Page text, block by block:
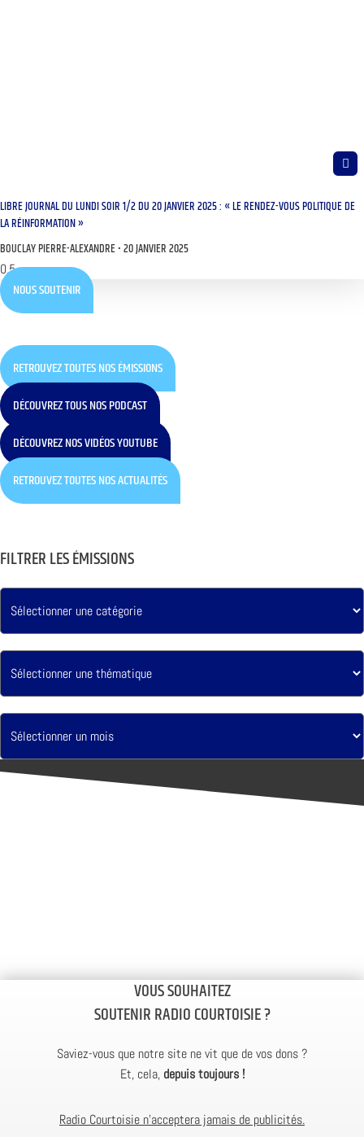
LIBRE JOURNAL DU LUNDI SOIR 1/2 DU 20 JANVIER 2025 : « LE RENDEZ-VOUS POLITIQUE DE
LA RÉINFORMATION »
BOUCLAY PIERRE-ALEXANDRE 20 JANVIER 2025
NOUS SOUTENIR
RETROUVEZ TOUTES NOS ÉMISSIONS
DÉCOUVREZ TOUS NOS PODCAST
DÉCOUVREZ NOS VIDÉOS YOUTUBE
RETROUVEZ TOUTES NOS ACTUALITÉS
FILTRER LES ÉMISSIONS
VOUS SOUHAITEZ
SOUTENIR RADIO COURTOISIE ?
Saviez-vous que notre site ne vit que de vos dons ?
Et, cela, depuis toujours !
Radio Courtoisie n’acceptera jamais de publicités.